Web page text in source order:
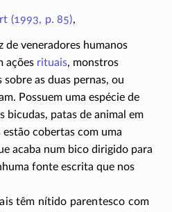
(1993, p. 85),
de veneradores humanos
ações rituais, monstros
as duas pernas, ou
Possuem uma espécie de
bicudas, patas de animal em
estão cobertas com uma
acaba num bico dirigido para
fonte escrita que nos
têm nítido parentesco com